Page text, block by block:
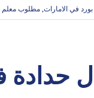
في الامارات, مطلوب معلم